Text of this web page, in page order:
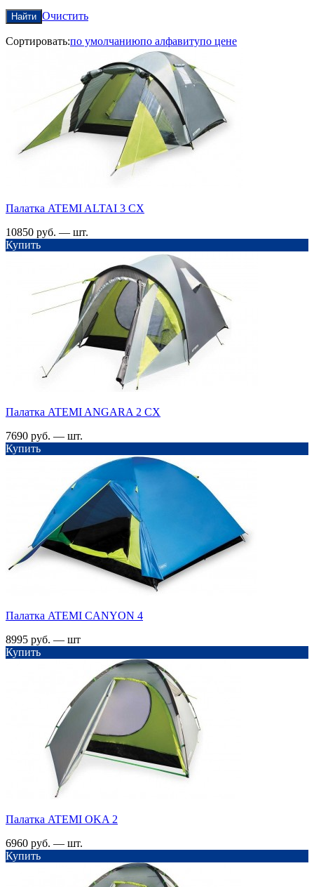
Найти Очистить
Сортировать:по умолчаниюпо алфавитупо цене
Палатка ATEMI ALTAI 3 СХ
10850 руб. — шт.
Купить
Палатка ATEMI ANGARA 2 CX
7690 руб. — шт.
Купить
Палатка ATEMI CANYON 4
8995 руб. — шт
Купить
Палатка ATEMI OKA 2
6960 руб. — шт.
Купить